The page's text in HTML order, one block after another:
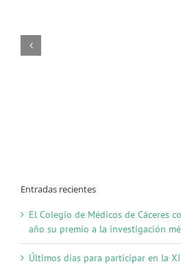
Entradas recientes
El Colegio de Médicos de Cáceres
año su premio a la investigación
Últimos días para participar en la